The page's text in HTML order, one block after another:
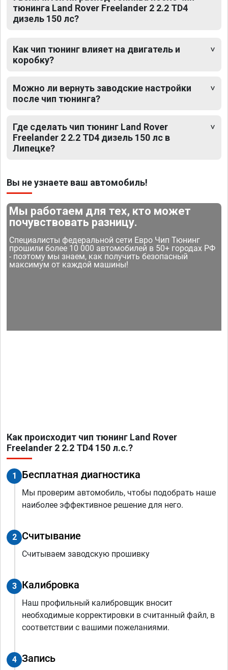
тюнинга Land Rover Freelander 2 2.2 TD4
дизель 150 лс?
Как чип тюнинг влияет на двигатель и
коробку?
Можно ли вернуть заводские настройки
после чип тюнинга?
Где сделать чип тюнинг Land Rover
Freelander 2 2.2 TD4 дизель 150 лс в
Липецке?
Вы не узнаете ваш автомобиль!
Мы работаем для тех, кто может
почувствовать разницу.
Специалисты федеральной сети Евро Чип Тюнинг
прошили более 10 000 автомобилей в 50+ городах РФ
- поэтому мы знаем, как получить безопасный
максимум от каждой машины!
Как происходит чип тюнинг Land Rover
Freelander 2 2.2 TD4 150 л.с.?
1 Бесплатная диагностика
Мы проверим автомобиль, чтобы подобрать наше
наиболее эффективное решение для него.
2 Считывание
Считываем заводскую прошивку
3 Калибровка
Наш профильный калибровщик вносит
необходимые корректировки в считанный файл, в
соответствии с вашими пожеланиями.
4 Запись